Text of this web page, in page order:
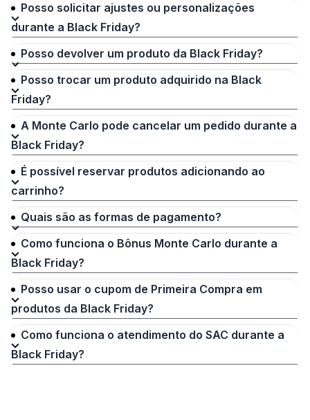
Posso solicitar ajustes ou personalizações
durante a Black Friday?
Posso devolver um produto da Black Friday?
Posso trocar um produto adquirido na Black
Friday?
A Monte Carlo pode cancelar um pedido durante a
Black Friday?
É possível reservar produtos adicionando ao
carrinho?
Quais são as formas de pagamento?
Como funciona o Bônus Monte Carlo durante a
Black Friday?
Posso usar o cupom de Primeira Compra em
produtos da Black Friday?
Como funciona o atendimento do SAC durante a
Black Friday?